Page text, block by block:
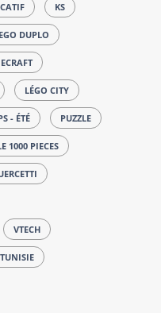
KS
DUPLO
LÉGO CITY
- ÉTÉ PUZZLE
1000 PIECES
VTECH